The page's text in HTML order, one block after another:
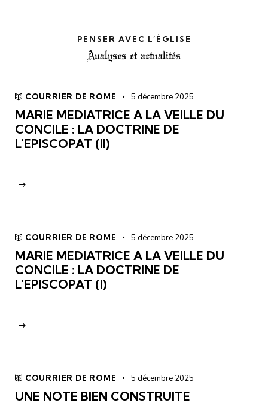
PENSER AVEC L’ÉGLISE
Analyses et actualités
COURRIER DE ROME 5 décembre 2025
MARIE MEDIATRICE A LA VEILLE DU
CONCILE : LA DOCTRINE DE
L’EPISCOPAT (II)
COURRIER DE ROME 5 décembre 2025
MARIE MEDIATRICE A LA VEILLE DU
CONCILE : LA DOCTRINE DE
L’EPISCOPAT (I)
COURRIER DE ROME 5 décembre 2025
UNE NOTE BIEN CONSTRUITE